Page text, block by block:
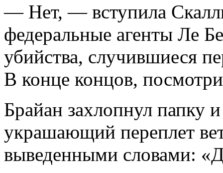
— Нет, — вступила
федеральные агенты Ле
убийства, случившиеся
В конце концов,
Брайан захлопнул папку
украшающий переплет
выведенными словами: